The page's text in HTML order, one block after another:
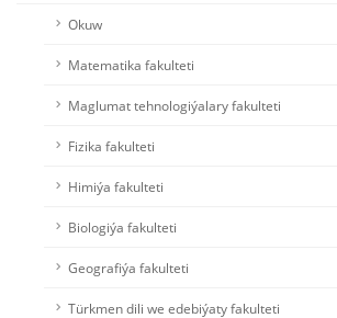
Okuw
Matematika fakulteti
Maglumat tehnologiýalary fakulteti
Fizika fakulteti
Himiýa fakulteti
Biologiýa fakulteti
Geografiýa fakulteti
Türkmen dili we edebiýaty fakulteti